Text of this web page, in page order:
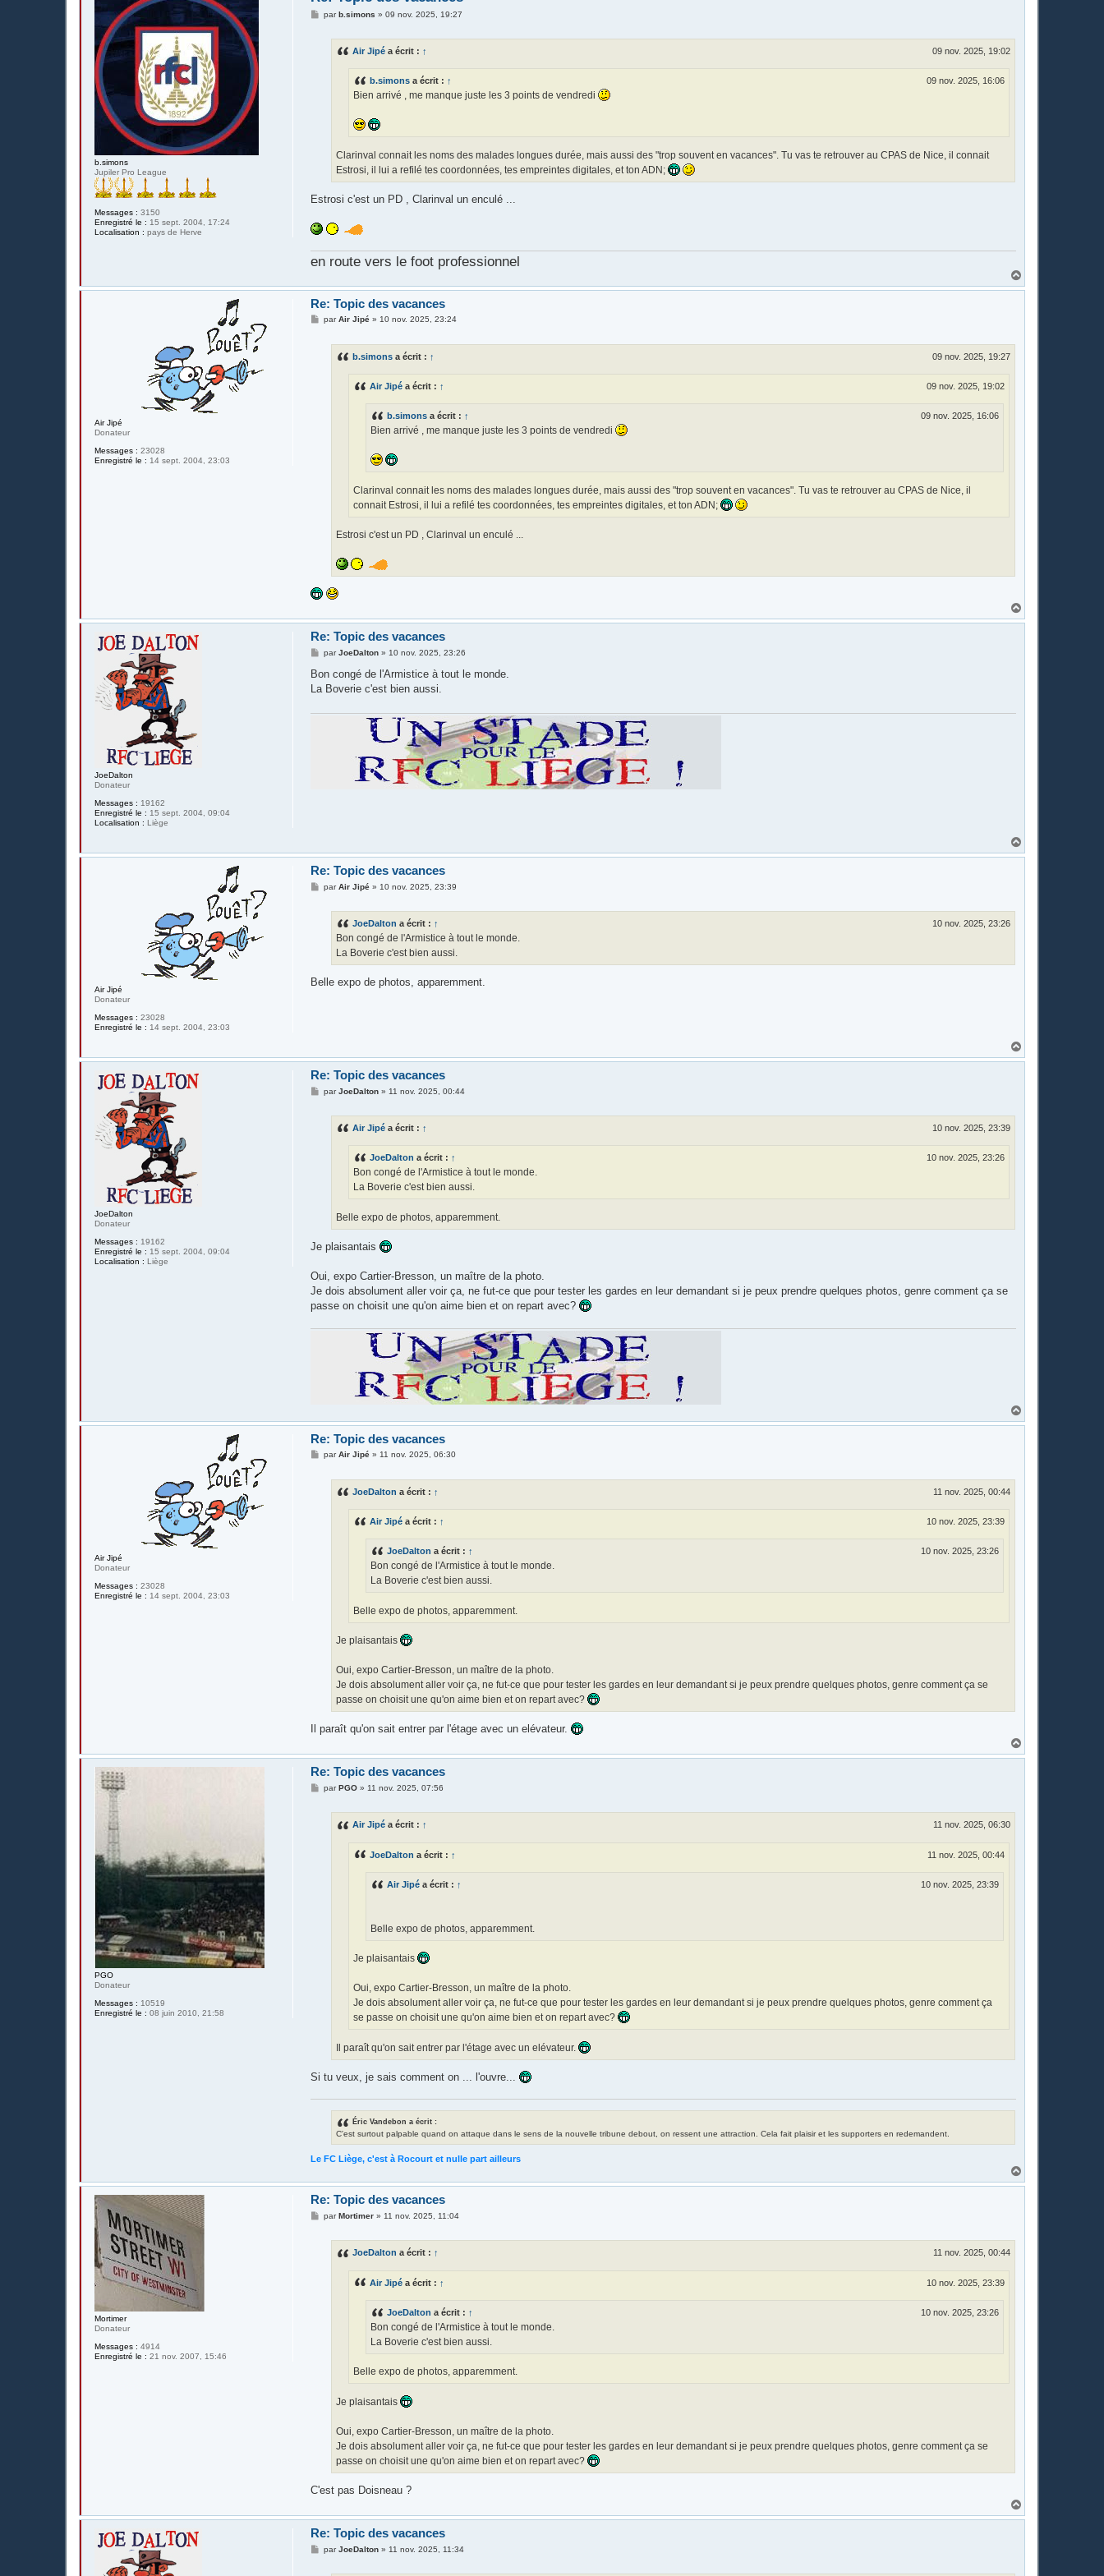
b.simons
Jupiler Pro League
Messages : 3150
Enregistré le : 15 sept. 2004, 17:24
Localisation : pays de Herve
Mparb.simons »09 nov. 2025, 19:27
Air Jipé a écrit : ↑ 09 nov. 2025, 19:02
b.simons a écrit : ↑ 09 nov. 2025, 16:06
Bien arrivé , me manque juste les 3 points de vendredi
Clarinval connait les noms des malades longues durée, mais aussi des "trop souvent en vacances". Tu vas te retrouver au CPAS de Nice, il connait
Estrosi, il lui a refilé tes coordonnées, tes empreintes digitales, et ton ADN;
Estrosi c'est un PD , Clarinval un enculé ...
en route vers le foot professionnel
a
Air Jipé
Donateur
Messages : 23028
Enregistré le : 14 sept. 2004, 23:03
Re: Topic des vacances
MparAir Jipé » 10 nov. 2025, 23:24
b.simons a écrit : ↑ 09 nov. 2025, 19:27
Air Jipé a écrit : ↑ 09 nov. 2025, 19:02
b.simons a écrit : ↑ 09 nov. 2025, 16:06
Bien arrivé , me manque juste les 3 points de vendredi
Clarinval connait les noms des malades longues durée, mais aussi des "trop souvent en vacances". Tu vas te retrouver au CPAS de Nice, il
connait Estrosi, il lui a refilé tes coordonnées, tes empreintes digitales, et ton ADN;
Estrosi c'est un PD , Clarinval un enculé ...
a
JoeDalton
Donateur
Messages : 19162
Enregistré le : 15 sept. 2004, 09:04
Localisation : Liège
Re: Topic des vacances
M
s
a
parJoeDalton » 10 nov. 2025, 23:26
Bon congé de l'Armistice à tout le monde.
La Boverie c'est bien aussi.
a
Air Jipé
Donateur
Messages : 23028
Enregistré le : 14 sept. 2004, 23:03
Re: Topic des vacances
MparAir Jipé » 10 nov. 2025, 23:39
JoeDalton a écrit : ↑ 10 nov. 2025, 23:26
Bon congé de l'Armistice à tout le monde.
La Boverie c'est bien aussi.
Belle expo de photos, apparemment.
a
JoeDalton
Donateur
Messages : 19162
Enregistré le : 15 sept. 2004, 09:04
Localisation : Liège
Re: Topic des vacances
MparJoeDalton » 11 nov. 2025, 00:44
Air Jipé a écrit : ↑ 10 nov. 2025, 23:39
JoeDalton a écrit : ↑ 10 nov. 2025, 23:26
Bon congé de l'Armistice à tout le monde.
La Boverie c'est bien aussi.
Belle expo de photos, apparemment.
Je plaisantais
Oui, expo Cartier-Bresson, un maître de la photo.
Je dois absolument aller voir ça, ne fut-ce que pour tester les gardes en leur demandant si je peux prendre quelques photos, genre comment ça se
passe on choisit une qu'on aime bien et on repart avec?
a
Air Jipé
Donateur
Messages : 23028
Enregistré le : 14 sept. 2004, 23:03
Re: Topic des vacances
MparAir Jipé »11 nov. 2025, 06:30
JoeDalton a écrit : ↑ 11 nov. 2025, 00:44
Air Jipé a écrit : ↑ 10 nov. 2025, 23:39
JoeDalton a écrit : ↑ 10 nov. 2025, 23:26
Bon congé de l'Armistice à tout le monde.
La Boverie c'est bien aussi.
Belle expo de photos, apparemment.
Je plaisantais
Oui, expo Cartier-Bresson, un maître de la photo.
Je dois absolument aller voir ça, ne fut-ce que pour tester les gardes en leur demandant si je peux prendre quelques photos, genre comment ça se
passe on choisit une qu'on aime bien et on repart avec?
Il paraît qu'on sait entrer par l'étage avec un elévateur.
a
PGO
Donateur
Messages : 10519
Enregistré le : 08 juin 2010, 21:58
Re: Topic des vacances
MparPGO » 11 nov. 2025, 07:56
Air Jipé a écrit : ↑ 11 nov. 2025, 06:30
JoeDalton a écrit : ↑ 11 nov. 2025, 00:44
Air Jipé a écrit : ↑ 10 nov. 2025, 23:39
Belle expo de photos, apparemment.
Je plaisantais
Oui, expo Cartier-Bresson, un maître de la photo.
Je dois absolument aller voir ça, ne fut-ce que pour tester les gardes en leur demandant si je peux prendre quelques photos, genre comment ça
se passe on choisit une qu'on aime bien et on repart avec?
Il paraît qu'on sait entrer par l'étage avec un elévateur.
Si tu veux, je sais comment on ... l'ouvre...
Éric Vandebon a écrit :
C'est surtout palpable quand on attaque dans le sens de la nouvelle tribune debout, on ressent une attraction. Cela fait plaisir et les supporters en redemandent.
Le FC Liège, c'est à Rocourt et nulle part ailleurs
a
Mortimer
Donateur
Messages : 4914
Enregistré le : 21 nov. 2007, 15:46
Re: Topic des vacances
MparMortimer » 11 nov. 2025, 11:04
JoeDalton a écrit : ↑ 11 nov. 2025, 00:44
Air Jipé a écrit : ↑ 10 nov. 2025, 23:39
JoeDalton a écrit : ↑ 10 nov. 2025, 23:26
Bon congé de l'Armistice à tout le monde.
La Boverie c'est bien aussi.
Belle expo de photos, apparemment.
Je plaisantais
Oui, expo Cartier-Bresson, un maître de la photo.
Je dois absolument aller voir ça, ne fut-ce que pour tester les gardes en leur demandant si je peux prendre quelques photos, genre comment ça se
passe on choisit une qu'on aime bien et on repart avec?
C'est pas Doisneau ?
a
Re: Topic des vacances
MparJoeDalton » 11 nov. 2025, 11:34